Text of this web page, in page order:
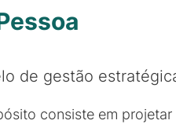
de gestão
consiste em